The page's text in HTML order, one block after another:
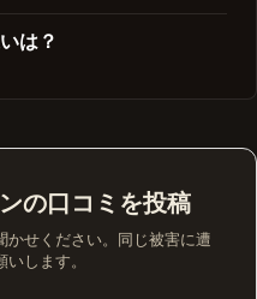
は？
の口コミを投稿
かせください。同じ被害に遭
します。